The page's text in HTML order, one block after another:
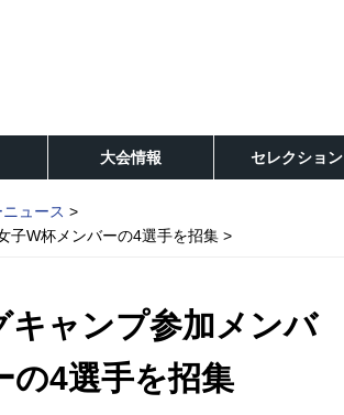
大会情報 セレクション
ュース
子W杯メンバーの4選手を招集
キャンプ参加メンバ
の4選手を招集